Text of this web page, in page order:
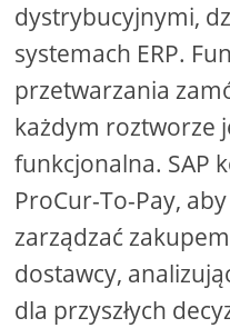
dystrybucyjnymi,
systemach ERP.
przetwarzania
każdym roztworze
funkcjonalna. SAP
ProCur-To-Pay,
zarządzać
dostawcy,
dla przyszłych